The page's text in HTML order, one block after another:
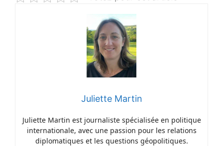
Juliette Martin
Juliette Martin est journaliste spécialisée en politique
internationale, avec une passion pour les relations
diplomatiques et les questions géopolitiques.